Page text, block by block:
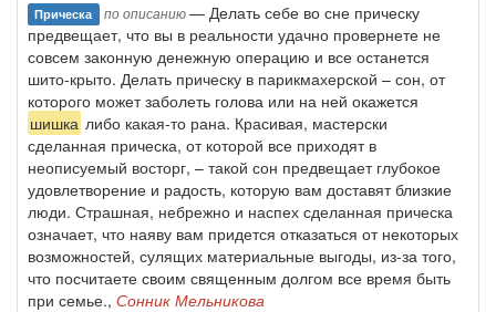
Прическа по описанию— Делать себе во сне прическу
предвещает, что вы в реальности удачно провернете не
совсем законную денежную операцию и все останется
шито-крыто. Делать прическу в парикмахерской – сон, от
которого может заболеть голова или на ней окажется
шишка либо какая-то рана. Красивая, мастерски
сделанная прическа, от которой все приходят в
неописуемый восторг, – такой сон предвещает глубокое
удовлетворение и радость, которую вам доставят близкие
люди. Страшная, небрежно и наспех сделанная прическа
означает, что наяву вам придется отказаться от некоторых
возможностей, сулящих материальные выгоды, из-за того,
что посчитаете своим священным долгом все время быть
при семье., Сонник Мельникова